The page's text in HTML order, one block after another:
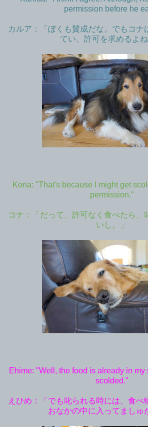
permission before he
カルア：「ぼくも賛成だな。でもコナ
てい、許可を求めるよね
Kona: "That's because I might get
permission."
コナ：「だって、許可なく食べたら、
いし。」
Ehime: "Well, the food is already in my
scolded."
えひめ：「でも叱られる時には、食べ
おなかの中に入ってましゅ